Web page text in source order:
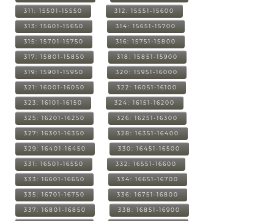
311: 15501-15550 312: 15551-15600
313: 15601-15650 314: 15651-15700
315: 15701-15750 316: 15751-15800
317: 15801-15850 318: 15851-15900
319: 15901-15950 320: 15951-16000
321: 16001-16050 322: 16051-16100
323: 16101-16150 324: 16151-16200
325: 16201-16250 326: 16251-16300
327: 16301-16350 328: 16351-16400
329: 16401-16450 330: 16451-16500
331: 16501-16550 332: 16551-16600
333: 16601-16650 334: 16651-16700
335: 16701-16750 336: 16751-16800
337: 16801-16850 338: 16851-16900